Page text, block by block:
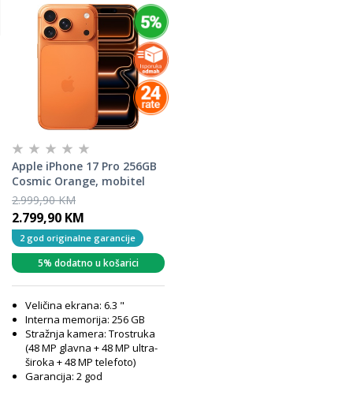
Apple iPhone 17 Pro 256GB
Cosmic Orange, mobitel
2.999,90 KM
2.799,90 KM
2 god originalne garancije
5% dodatno u košarici
Veličina ekrana: 6.3 "
Interna memorija: 256 GB
Stražnja kamera: Trostruka
(48 MP glavna + 48 MP ultra-
široka + 48 MP telefoto)
Garancija: 2 god